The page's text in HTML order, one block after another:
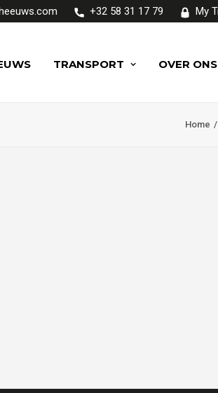
+32 58 31 17 79 My
TRANSPORT OVER ONS
Home